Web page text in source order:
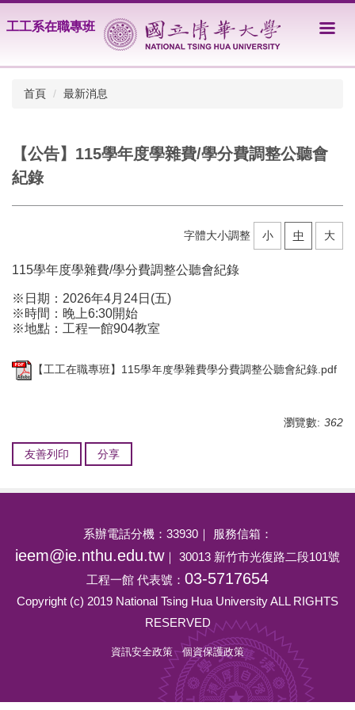
到
工工系在職專班
首頁 最新消息
【公告】115學年度學雜費/學分費調整公聽會
紀錄
字體大小調整 小 中 大
115學年度學雜費/學分費調整公聽會紀錄
※日期：2026年4月24日(五)
※時間：晚上6:30開始
※地點：工程一館904教室
【工工在職專班】115學年度學雜費學分費調整公聽會紀錄.pdf
瀏覽數: 362
友善列印 分享
系辦電話分機：33930｜ 服務信箱：
ieem@ie.nthu.edu.tw｜ 30013 新竹市光復路二段101號
工程一館 代表號： 03-5717654
Copyright (c) 2019 National Tsing Hua University ALL RIGHTS
RESERVED
資訊安全政策 個資保護政策